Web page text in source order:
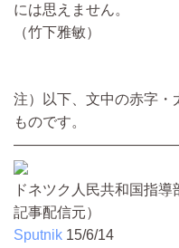
には思えません。
（竹下雅敏）
注）以下、文中の赤字・
ものです。
ドネツク人民共和国指
記事配信元）
Sputnik 15/6/14